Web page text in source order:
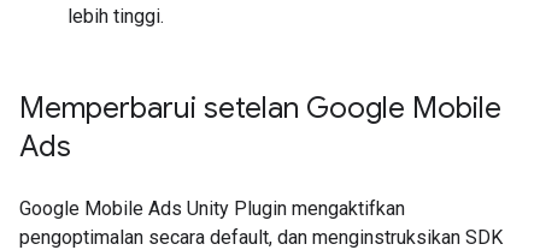
lebih tinggi.
Memperbarui setelan Google Mobile
Ads
Google Mobile Ads Unity Plugin mengaktifkan
pengoptimalan secara default, dan menginstruksikan SDK